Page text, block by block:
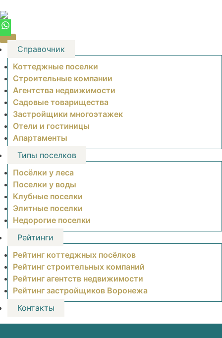
to
content
Справочник
Коттеджные поселки
Строительные компании
Агентства недвижимости
Садовые товарищества
Застройщики многоэтажек
Отели и гостиницы
Апартаменты
Типы поселков
Посёлки у леса
Поселки у воды
Клубные поселки
Элитные поселки
Недорогие поселки
Рейтинги
Рейтинг коттеджных посёлков
Рейтинг строительных компаний
Рейтинг агентств недвижимости
Рейтинг застройщиков Воронежа
Контакты